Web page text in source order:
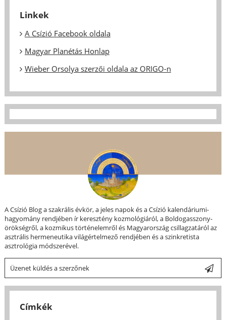
Linkek
A Csízió Facebook oldala
Magyar Planétás Honlap
Wieber Orsolya szerzői oldala az ORIGO-n
A Csízió Blog a szakrális évkör, a jeles napok és a Csízió kalendáriumi-
hagyomány rendjében ír keresztény kozmológiáról, a Boldogasszony-
örökségről, a kozmikus történelemről és Magyarország csillagzatáról az
asztrális hermeneutika világértelmező rendjében és a szinkretista
asztrológia módszerével.
Üzenet küldés a szerzőnek
Címkék